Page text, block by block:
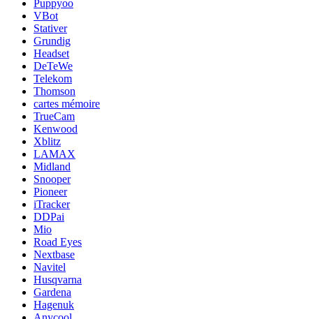
Puppyoo
VBot
Stativer
Grundig
Headset
DeTeWe
Telekom
Thomson
cartes mémoire
TrueCam
Kenwood
Xblitz
LAMAX
Midland
Snooper
Pioneer
iTracker
DDPai
Mio
Road Eyes
Nextbase
Navitel
Husqvarna
Gardena
Hagenuk